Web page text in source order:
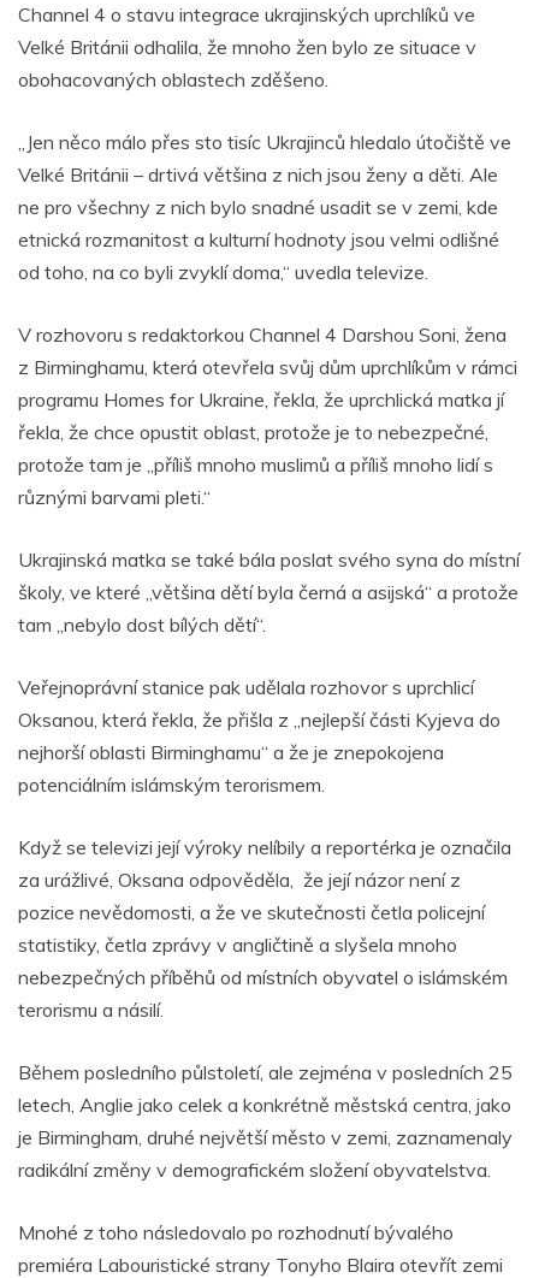
Channel 4 o stavu integrace ukrajinských uprchlíků ve
Velké Británii odhalila, že mnoho žen bylo ze situace v
obohacovaných oblastech zděšeno.
„Jen něco málo přes sto tisíc Ukrajinců hledalo útočiště ve
Velké Británii – drtivá většina z nich jsou ženy a děti. Ale
ne pro všechny z nich bylo snadné usadit se v zemi, kde
etnická rozmanitost a kulturní hodnoty jsou velmi odlišné
od toho, na co byli zvyklí doma,“ uvedla televize.
V rozhovoru s redaktorkou Channel 4 Darshou Soni, žena
z Birminghamu, která otevřela svůj dům uprchlíkům v rámci
programu Homes for Ukraine, řekla, že uprchlická matka jí
řekla, že chce opustit oblast, protože je to nebezpečné,
protože tam je „příliš mnoho muslimů a příliš mnoho lidí s
různými barvami pleti.“
Ukrajinská matka se také bála poslat svého syna do místní
školy, ve které „většina dětí byla černá a asijská“ a protože
tam „nebylo dost bílých dětí“.
Veřejnoprávní stanice pak udělala rozhovor s uprchlicí
Oksanou, která řekla, že přišla z „nejlepší části Kyjeva do
nejhorší oblasti Birminghamu“ a že je znepokojena
potenciálním islámským terorismem.
Když se televizi její výroky nelíbily a reportérka je označila
za urážlivé, Oksana odpověděla, že její názor není z
pozice nevědomosti, a že ve skutečnosti četla policejní
statistiky, četla zprávy v angličtině a slyšela mnoho
nebezpečných příběhů od místních obyvatel o islámském
terorismu a násilí.
Během posledního půlstoletí, ale zejména v posledních 25
letech, Anglie jako celek a konkrétně městská centra, jako
je Birmingham, druhé největší město v zemi, zaznamenaly
radikální změny v demografickém složení obyvatelstva.
Mnohé z toho následovalo po rozhodnutí bývalého
premiéra Labouristické strany Tonyho Blaira otevřít zemi